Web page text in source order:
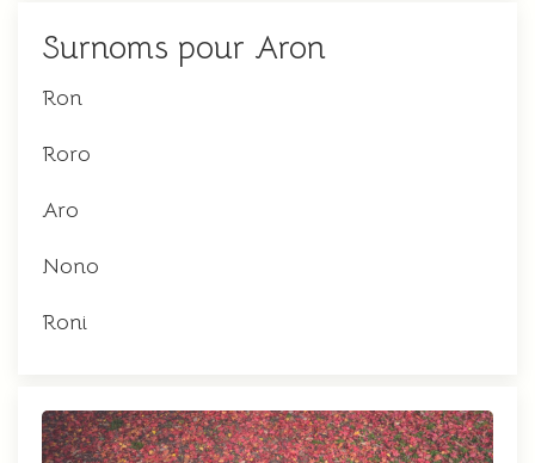
Surnoms pour Aron
Ron
Roro
Aro
Nono
Roni